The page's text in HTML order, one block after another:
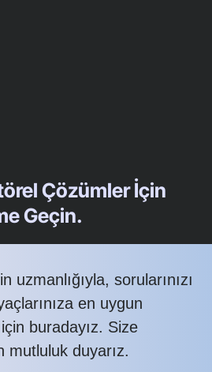
Çözümler İçin
Geçin.
uzmanlığıyla, sorularınızı
en uygun
buradayız. Size
mutluluk duyarız.